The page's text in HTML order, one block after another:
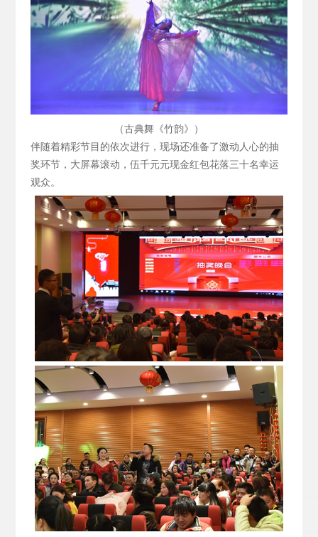
（古典舞《竹韵》）
伴随着精彩节目的依次进行，现场还准备了激动人心的抽
奖环节，大屏幕滚动，伍千元元现金红包花落三十名幸运
观众。